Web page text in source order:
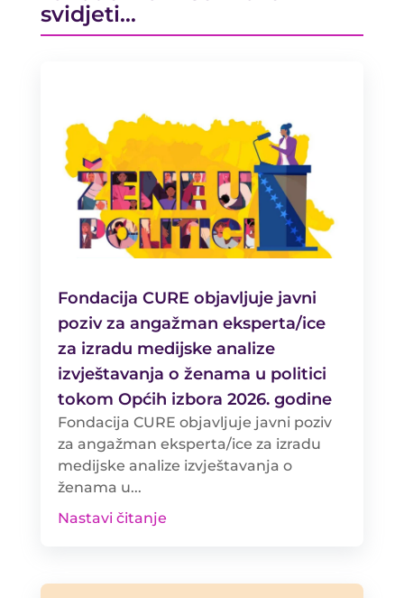
svidjeti…
Fondacija CURE objavljuje javni
poziv za angažman eksperta/ice
za izradu medijske analize
izvještavanja o ženama u politici
tokom Općih izbora 2026. godine
Fondacija CURE objavljuje javni poziv
za angažman eksperta/ice za izradu
medijske analize izvještavanja o
ženama u...
Nastavi čitanje